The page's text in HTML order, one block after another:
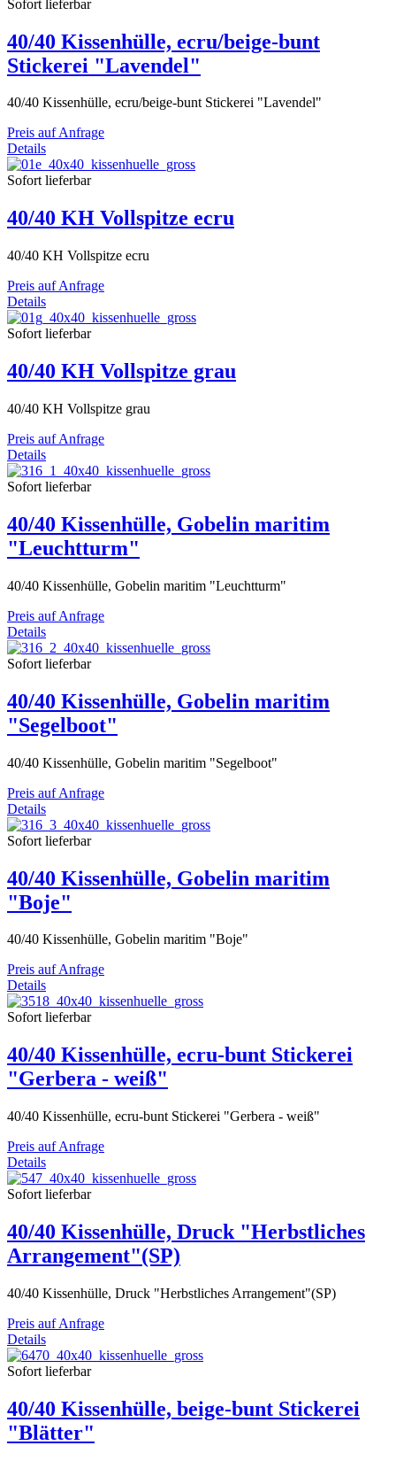
Sofort lieferbar
40/40 Kissenhülle, ecru/beige-bunt
Stickerei "Lavendel"
40/40 Kissenhülle, ecru/beige-bunt Stickerei "Lavendel"
Preis auf Anfrage
Details
Sofort lieferbar
40/40 KH Vollspitze ecru
40/40 KH Vollspitze ecru
Preis auf Anfrage
Details
Sofort lieferbar
40/40 KH Vollspitze grau
40/40 KH Vollspitze grau
Preis auf Anfrage
Details
Sofort lieferbar
40/40 Kissenhülle, Gobelin maritim
"Leuchtturm"
40/40 Kissenhülle, Gobelin maritim "Leuchtturm"
Preis auf Anfrage
Details
Sofort lieferbar
40/40 Kissenhülle, Gobelin maritim
"Segelboot"
40/40 Kissenhülle, Gobelin maritim "Segelboot"
Preis auf Anfrage
Details
Sofort lieferbar
40/40 Kissenhülle, Gobelin maritim
"Boje"
40/40 Kissenhülle, Gobelin maritim "Boje"
Preis auf Anfrage
Details
Sofort lieferbar
40/40 Kissenhülle, ecru-bunt Stickerei
"Gerbera - weiß"
40/40 Kissenhülle, ecru-bunt Stickerei "Gerbera - weiß"
Preis auf Anfrage
Details
Sofort lieferbar
40/40 Kissenhülle, Druck "Herbstliches
Arrangement"(SP)
40/40 Kissenhülle, Druck "Herbstliches Arrangement"(SP)
Preis auf Anfrage
Details
Sofort lieferbar
40/40 Kissenhülle, beige-bunt Stickerei
"Blätter"